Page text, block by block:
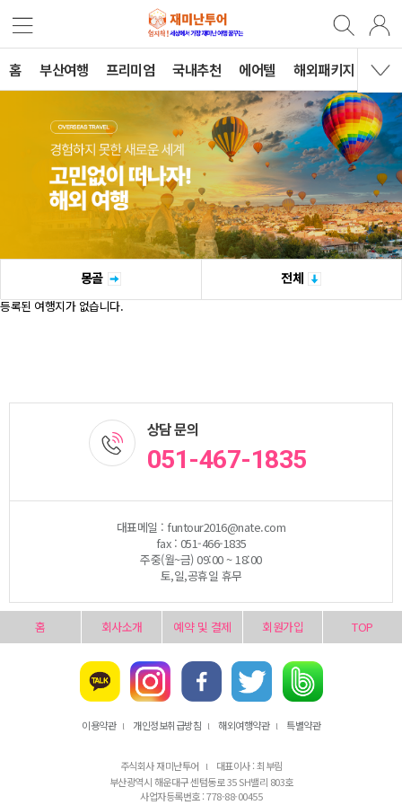
홈 부산여행 프리미엄 국내추천 에어텔 해외패키지 B2B
몽골 전체
등록된 여행지가 없습니다.
상담 문의
051-467-1835
대표메일 : funtour2016@nate.com
fax : 051-466-1835
주중(월~금) 09:00 ~ 18:00
토,일,공휴일 휴무
홈 회사소개 예약 및 결제 회원가입 TOP
이용약관 l 개인정보취급방침 l 해외여행약관 l 특별약관
주식회사 재미난투어 l
대표이사 : 최부림
부산광역시 해운대구 센텀동로 35 SH밸리 803호
사업자등록번호 : 778-88-00455